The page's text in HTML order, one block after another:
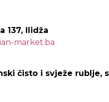
137, Ilidža
market.ba
čisto i svježe rublje,